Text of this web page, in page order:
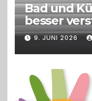
Bad und
besser
9. JUNI 2026